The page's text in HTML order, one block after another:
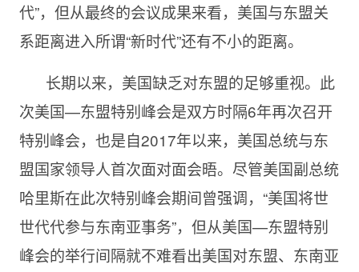
代”，但从最终的会议成果来看，美国与东盟关
系距离进入所谓“新时代”还有不小的距离。
长期以来，美国缺乏对东盟的足够重视。此
次美国—东盟特别峰会是双方时隔6年再次召开
特别峰会，也是自2017年以来，美国总统与东
盟国家领导人首次面对面会晤。尽管美国副总统
哈里斯在此次特别峰会期间曾强调，“美国将世
世代代参与东南亚事务”，但从美国—东盟特别
峰会的举行间隔就不难看出美国对东盟、东南亚